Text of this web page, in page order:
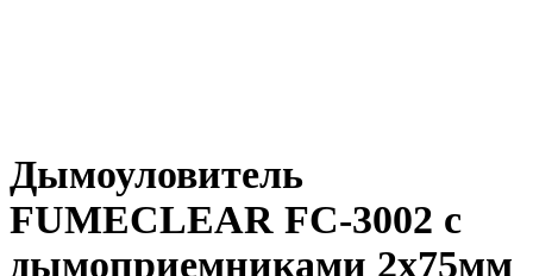
Дымоуловитель
FUMECLEAR FC-3002 с
дымоприемниками 2х75мм